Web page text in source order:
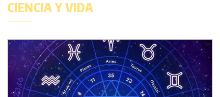
CIENCIA Y VIDA